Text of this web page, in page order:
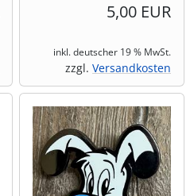
5,00 EUR
inkl. deutscher 19 % MwSt.
zzgl. Versandkosten